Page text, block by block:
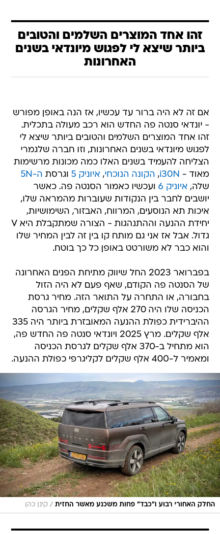
זהו אחד המוצרים השלמים והטובים
ביותר שיצא לי לפגוש מיונדאי בשנים
האחרונות
אם זה לא היה ברור עד עכשיו, אז הנה באופן מפורש
- יונדאי סנטה פה החדש הוא רכב מעולה בתכלית.
זהו אחד המוצרים השלמים והטובים ביותר שיצא לי
לפגוש מיונדאי בשנים האחרונות, וזו חברה שלגמרי
הצליחה להעמיד בשנים האלו כמה מכונות מרשימות
מאוד - i30N
, הקונה הנוכחי, איוניק 5 וגרסת ה-5N
שלה, איוניק 6
ועכשיו כאמור הסנטה פה. כאשר
יושבים לחבר בין הנקודות שעוברות מהמראה שלו,
איכות תא הנוסעים, המרווח, האבזור, השימושיות,
יחידת ההנעה וההתנהגות - הצורה שמתקבלת היא V
גדול. אבל אז אני גם מותח קו בין זה לבין המחיר שלו
והוא כבר לא משורטט באופן כל כך בוטח.
בפברואר 2023 החל שיווק מתיחת הפנים האחרונה
של הסנטה פה הקודם, שאף פעם לא היה הזול
בחבורה, או התחרה על התואר הזה. מחיר גרסת
הכניסה שלו היה 270 אלף שקלים, מחיר הגרסה
ההיברידית כפולת ההנעה המאובזרת ביותר היה 335
אלף שקלים. מרץ 2025 ויונדאי סנטה פה החדש פה,
הוא מתחיל ב-370 אלף שקלים לגרסת הכניסה
ומאמיר ל-400 אלף שקלים לקליגרפי כפולת ההנעה.
החלק האחורי רבוע ו"כבד" פחות משכנע מאשר החזית / קינן כהן